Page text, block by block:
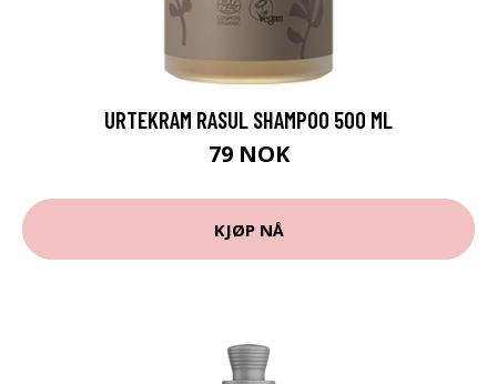
URTEKRAM RASUL SHAMPOO 500 ML
79 NOK
KJØP NÅ